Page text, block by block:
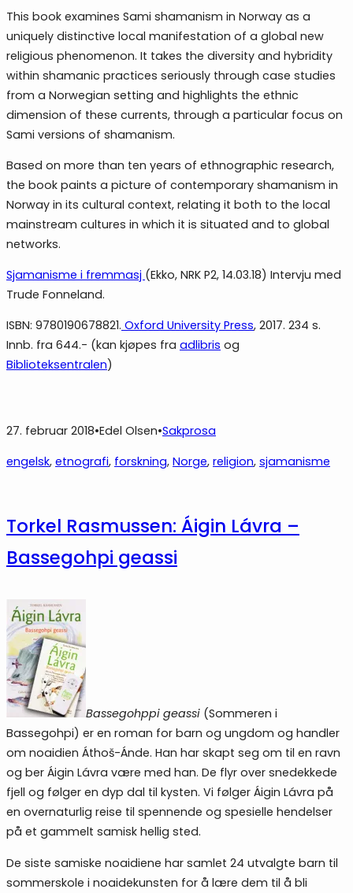
This book examines Sami shamanism in Norway as a
uniquely distinctive local manifestation of a global new
religious phenomenon. It takes the diversity and hybridity
within shamanic practices seriously through case studies
from a Norwegian setting and highlights the ethnic
dimension of these currents, through a particular focus on
Sami versions of shamanism.
Based on more than ten years of ethnographic research,
the book paints a picture of contemporary shamanism in
Norway in its cultural context, relating it both to the local
mainstream cultures in which it is situated and to global
networks.
Sjamanisme i fremmasj (Ekko, NRK P2, 14.03.18) Intervju med
Trude Fonneland.
ISBN: 9780190678821. Oxford University Press, 2017. 234 s.
Innb. fra 644.- (kan kjøpes fra adlibris og
Biblioteksentralen)
27. februar 2018•Edel Olsen•Sakprosa
engelsk, etnografi, forskning, Norge, religion, sjamanisme
Torkel Rasmussen: Áigin Lávra –
Bassegohpi geassi
Bassegohppi geassi (Sommeren i
Bassegohpi) er en roman for barn og ungdom og handler
om noaidien Áthoš-Ánde. Han har skapt seg om til en ravn
og ber Áigin Lávra være med han. De flyr over snedekkede
fjell og følger en dyp dal til kysten. Vi følger Áigin Lávra på
en overnaturlig reise til spennende og spesielle hendelser
på et gammelt samisk hellig sted.
De siste samiske noaidiene har samlet 24 utvalgte barn til
sommerskole i noaidekunsten for å lære dem til å bli